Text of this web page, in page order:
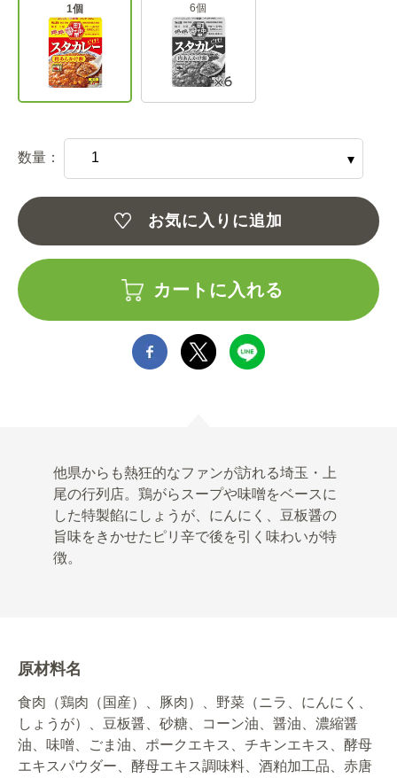
1個 6個
数量：
お気に入りに追加
カートに入れる
他県からも熱狂的なファンが訪れる埼玉・上
尾の行列店。鶏がらスープや味噌をベースに
した特製餡にしょうが、にんにく、豆板醤の
旨味をきかせたピリ辛で後を引く味わいが特
徴。
原材料名
食肉（鶏肉（国産）、豚肉）、野菜（ニラ、にんにく、
しょうが）、豆板醤、砂糖、コーン油、醤油、濃縮醤
油、味噌、ごま油、ポークエキス、チキンエキス、酵母
エキスパウダー、酵母エキス調味料、酒粕加工品、赤唐